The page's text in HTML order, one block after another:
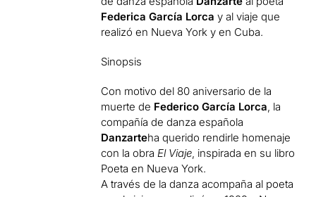
Federica García Lorca y al viaje que
realizó en Nueva York y en Cuba.
Sinopsis
Con motivo del 80 aniversario de la
muerte de Federico García Lorca , la
compañía de danza española
Danzarteha querido rendirle homenaje
con la obra El Viaje , inspirada en su libro
Poeta en Nueva York.
A través de la danza acompaña al poeta